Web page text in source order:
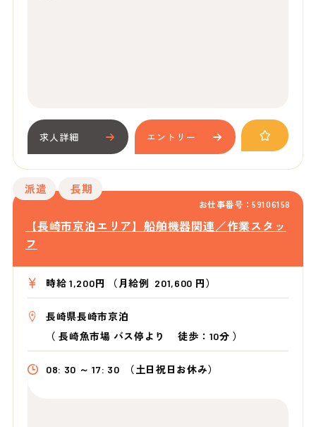
求人詳細 エントリー
お仕事番号：59106158
派遣 長期
【長崎市京泊エリア】船舶機器関連／作業スタッ
フ
時給 1,200円 （月給例 201,600 円）
長崎県長崎市京泊
（長崎魚市場 バス停より徒歩：10分 ）
08: 30 ～ 17: 30 （土日祝日お休み）